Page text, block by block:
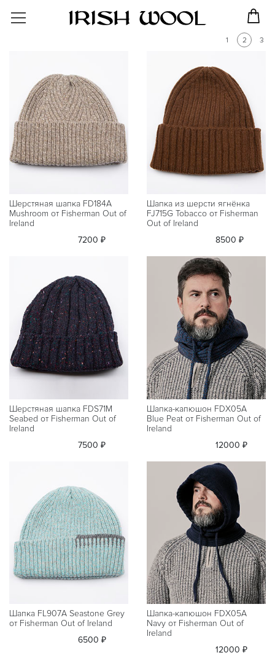
1 2 3
Шерстяная шапка FD184A
Mushroom от Fisherman Out of
Ireland
7200 ₽
Шапка из шерсти ягнёнка
FJ715G Tobacco от Fisherman
Out of Ireland
8500 ₽
Шерстяная шапка FDS71M
Seabed от Fisherman Out of
Ireland
7500 ₽
Шапка-капюшон FDX05A
Blue Peat от Fisherman Out of
Ireland
12000 ₽
Шапка FL907A Seastone Grey
от Fisherman Out of Ireland
6500 ₽
Шапка-капюшон FDX05A
Navy от Fisherman Out of
Ireland
12000 ₽